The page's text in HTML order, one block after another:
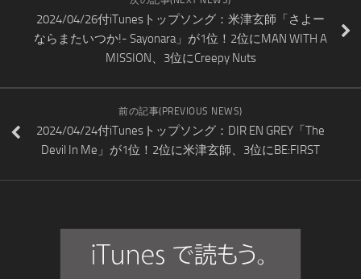
2024/04/26付iTunesトップソング：米津玄師「さよー
ならまたいつか!- Sayonara」が1位！2位にMAN WITH A
MISSION、3位にCreepy Nuts
前の記事(PREVIOUS NEWS)
2024/04/24付iTunesトップソング：DIR EN GREY「The
Devil In Me」が1位！2位に米津玄師、3位にBE:FIRST